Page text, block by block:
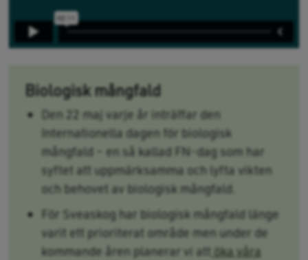
Biologisk mångfald
Den 22 maj varje år inträffar den
Internationella dagen för biologisk
mångfald – en så kallad FN-dag som har
syftet att uppmärksamma och lyfta vikten
och behovet av biologisk mångfald.
För Sveaskog har biologisk mångfald länge
varit ett prioriterat område men under de
kommande åren planerar vi att öka våra